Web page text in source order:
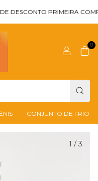
DESCONTO PRIMEIRA
0
CONJUNTO DE FRIO
1 / 3